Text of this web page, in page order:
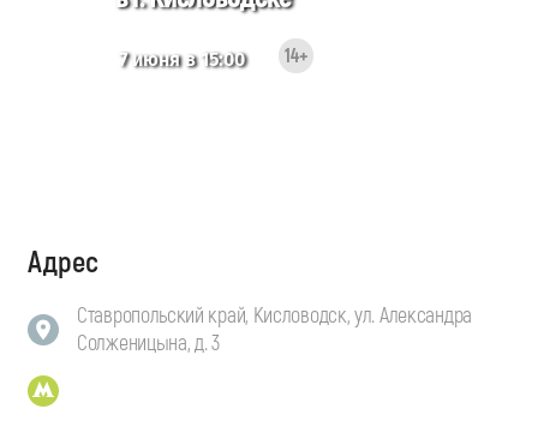
7 июня в 15:00 14+
Адрес
Ставропольский край, Кисловодск, ул. Александра
Солженицына, д. 3